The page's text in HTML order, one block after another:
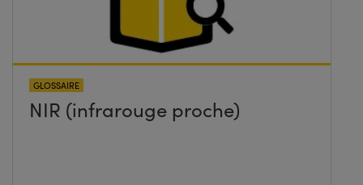
GLOSSAIRE
NIR (infrarouge proche)